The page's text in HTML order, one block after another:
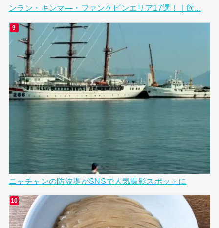
ンラン・キンマ―・ファンケビンエリア17選！｜飲...
ニャチャンの防波堤がSNSで人気撮影スポットに